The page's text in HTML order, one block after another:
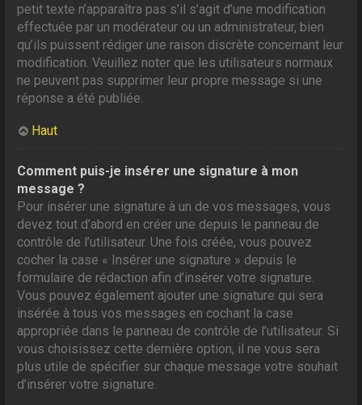
petit texte n’apparaîtra pas s’il s’agit d’une modification
effectuée par un modérateur ou un administrateur, bien
qu’ils puissent rédiger une raison discrète concernant leur
modification. Veuillez noter que les utilisateurs normaux
ne peuvent pas supprimer leur propre message si une
réponse a été publiée.
Haut
Comment puis-je insérer une signature à mon
message ?
Pour insérer une signature à un de vos messages, vous
devez tout d’abord en créer une depuis le panneau de
contrôle de l’utilisateur. Une fois créée, vous pouvez
cocher la case « Insérer une signature » depuis le
formulaire de rédaction afin d’insérer votre signature.
Vous pouvez également ajouter une signature qui sera
insérée à tous vos messages en cochant la case
appropriée dans le panneau de contrôle de l’utilisateur. Si
vous choisissez cette dernière option, il ne vous sera
plus utile de spécifier sur chaque message votre souhait
d’insérer votre signature.